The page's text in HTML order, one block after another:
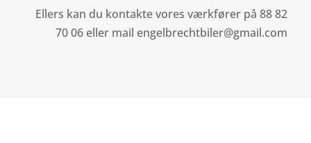
Ellers kan du kontakte vores værkfører på 88 82
70 06 eller mail engelbrechtbiler@gmail.com